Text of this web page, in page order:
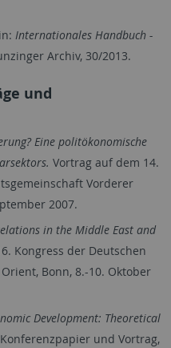
Internationales Handbuch -
Archiv, 30/2013.
und
Eine politökonomische
Vortrag auf dem 14.
Vorderer
2007.
in the Middle East and
Kongress der Deutschen
Bonn, 8.-10. Oktober
Development: Theoretical
Konferenzpapier und Vortrag,